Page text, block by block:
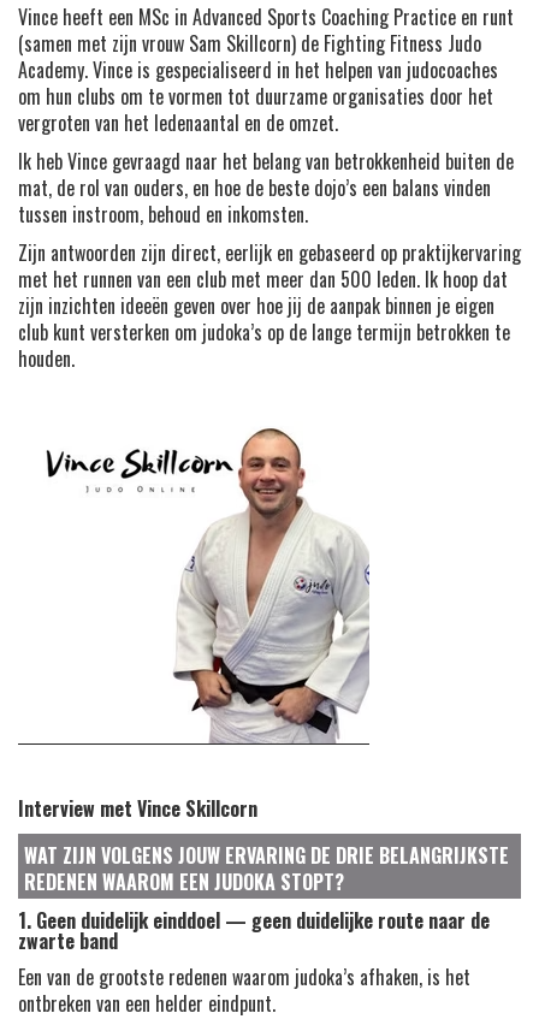
Vince heeft een MSc in Advanced Sports Coaching Practice en runt
(samen met zijn vrouw Sam Skillcorn) de Fighting Fitness Judo
Academy. Vince is gespecialiseerd in het helpen van judocoaches
om hun clubs om te vormen tot duurzame organisaties door het
vergroten van het ledenaantal en de omzet.
Ik heb Vince gevraagd naar het belang van betrokkenheid buiten de
mat, de rol van ouders, en hoe de beste dojo’s een balans vinden
tussen instroom, behoud en inkomsten.
Zijn antwoorden zijn direct, eerlijk en gebaseerd op praktijkervaring
met het runnen van een club met meer dan 500 leden. Ik hoop dat
zijn inzichten ideeën geven over hoe jij de aanpak binnen je eigen
club kunt versterken om judoka’s op de lange termijn betrokken te
houden.
Interview met Vince Skillcorn
WAT ZIJN VOLGENS JOUW ERVARING DE DRIE BELANGRIJKSTE
REDENEN WAAROM EEN JUDOKA STOPT?
1. Geen duidelijk einddoel — geen duidelijke route naar de
zwarte band
Een van de grootste redenen waarom judoka’s afhaken, is het
ontbreken van een helder eindpunt.